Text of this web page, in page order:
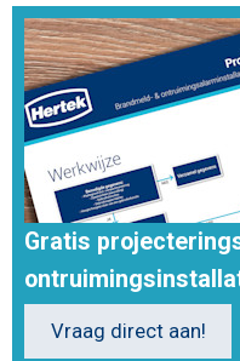
Gratis
Vraag direct aan!